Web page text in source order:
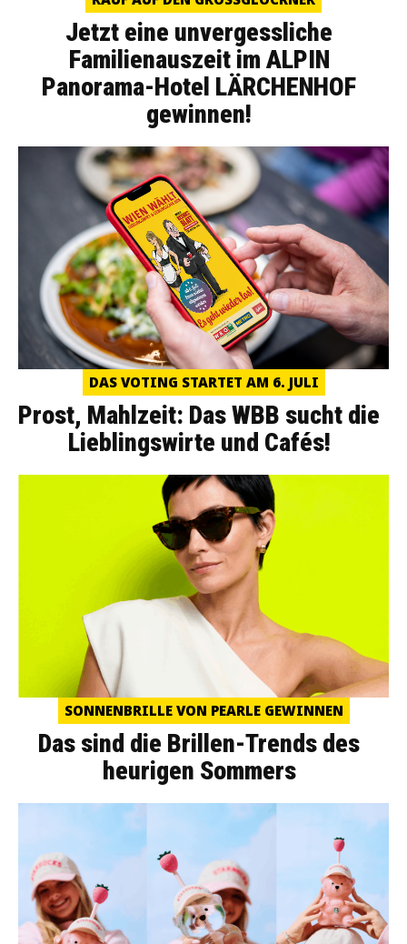
Jetzt eine unvergessliche
Familienauszeit im ALPIN
Panorama-Hotel LÄRCHENHOF
gewinnen!
DAS VOTING STARTET AM 6. JULI
Prost, Mahlzeit: Das WBB sucht die
Lieblingswirte und Cafés!
SONNENBRILLE VON PEARLE GEWINNEN
Das sind die Brillen-Trends des
heurigen Sommers